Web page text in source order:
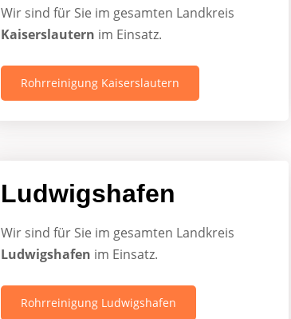
Wir sind für Sie im gesamten Landkreis
Kaiserslautern im Einsatz.
Rohrreinigung Kaiserslautern
Ludwigshafen
Wir sind für Sie im gesamten Landkreis
Ludwigshafen im Einsatz.
Rohrreinigung Ludwigshafen